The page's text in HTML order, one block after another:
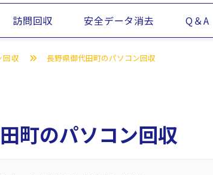
訪問回収 安全データ消去 Q＆A
回収 長野県御代田町のパソコン回収
町のパソコン回収